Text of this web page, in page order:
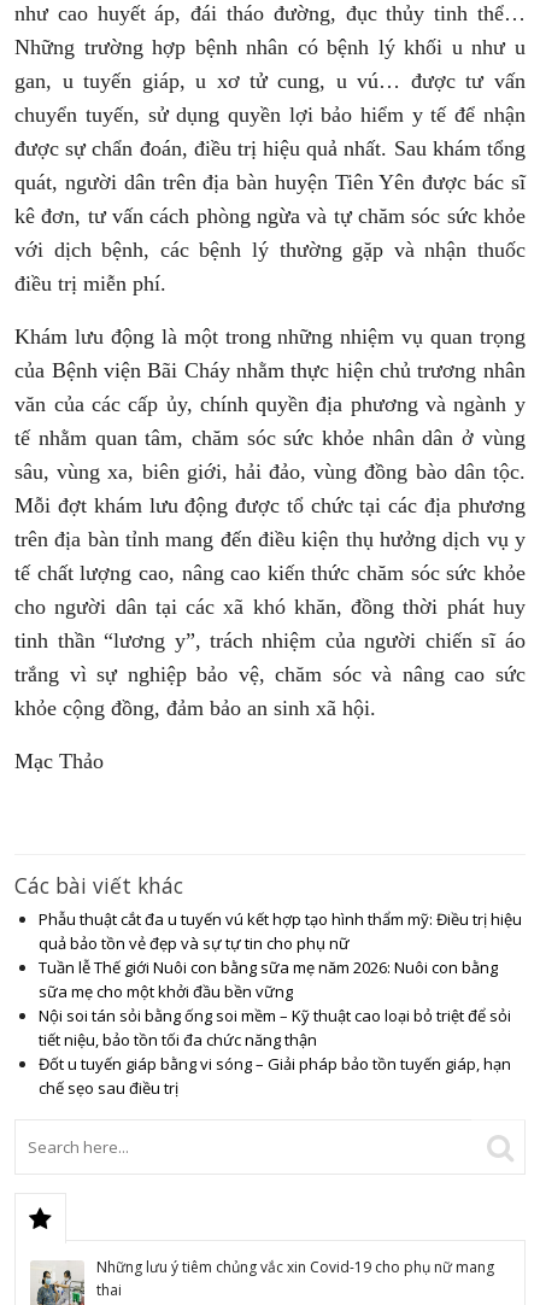
như cao huyết áp, đái tháo đường, đục thủy tinh thể…
Những trường hợp bệnh nhân có bệnh lý khối u như u
gan, u tuyến giáp, u xơ tử cung, u vú… được tư vấn
chuyển tuyến, sử dụng quyền lợi bảo hiểm y tế để nhận
được sự chẩn đoán, điều trị hiệu quả nhất. Sau khám tổng
quát, người dân trên địa bàn huyện Tiên Yên được bác sĩ
kê đơn, tư vấn cách phòng ngừa và tự chăm sóc sức khỏe
với dịch bệnh, các bệnh lý thường gặp và nhận thuốc
điều trị miễn phí.
Khám lưu động là một trong những nhiệm vụ quan trọng
của Bệnh viện Bãi Cháy nhằm thực hiện chủ trương nhân
văn của các cấp ủy, chính quyền địa phương và ngành y
tế nhằm quan tâm, chăm sóc sức khỏe nhân dân ở vùng
sâu, vùng xa, biên giới, hải đảo, vùng đồng bào dân tộc.
Mỗi đợt khám lưu động được tổ chức tại các địa phương
trên địa bàn tỉnh mang đến điều kiện thụ hưởng dịch vụ y
tế chất lượng cao, nâng cao kiến thức chăm sóc sức khỏe
cho người dân tại các xã khó khăn, đồng thời phát huy
tinh thần “lương y”, trách nhiệm của người chiến sĩ áo
trắng vì sự nghiệp bảo vệ, chăm sóc và nâng cao sức
khỏe cộng đồng, đảm bảo an sinh xã hội.
Mạc Thảo
Các bài viết khác
Phẫu thuật cắt đa u tuyến vú kết hợp tạo hình thẩm mỹ: Điều trị hiệu
quả bảo tồn vẻ đẹp và sự tự tin cho phụ nữ
Tuần lễ Thế giới Nuôi con bằng sữa mẹ năm 2026: Nuôi con bằng
sữa mẹ cho một khởi đầu bền vững
Nội soi tán sỏi bằng ống soi mềm – Kỹ thuật cao loại bỏ triệt để sỏi
tiết niệu, bảo tồn tối đa chức năng thận
Đốt u tuyến giáp bằng vi sóng – Giải pháp bảo tồn tuyến giáp, hạn
chế sẹo sau điều trị
Những lưu ý tiêm chủng vắc xin Covid-19 cho phụ nữ mang
thai